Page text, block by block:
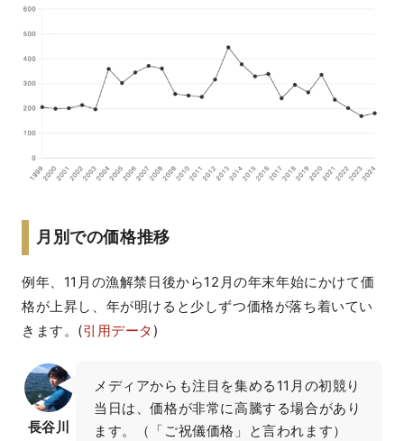
月別での価格推移
例年、11月の漁解禁日後から12月の年末年始にかけて価
格が上昇し、年が明けると少しずつ価格が落ち着いてい
きます。(引用データ )
長谷川
メディアからも注目を集める11月の初競り
当日は、価格が非常に高騰する場合があり
ます。（「ご祝儀価格」と言われます）